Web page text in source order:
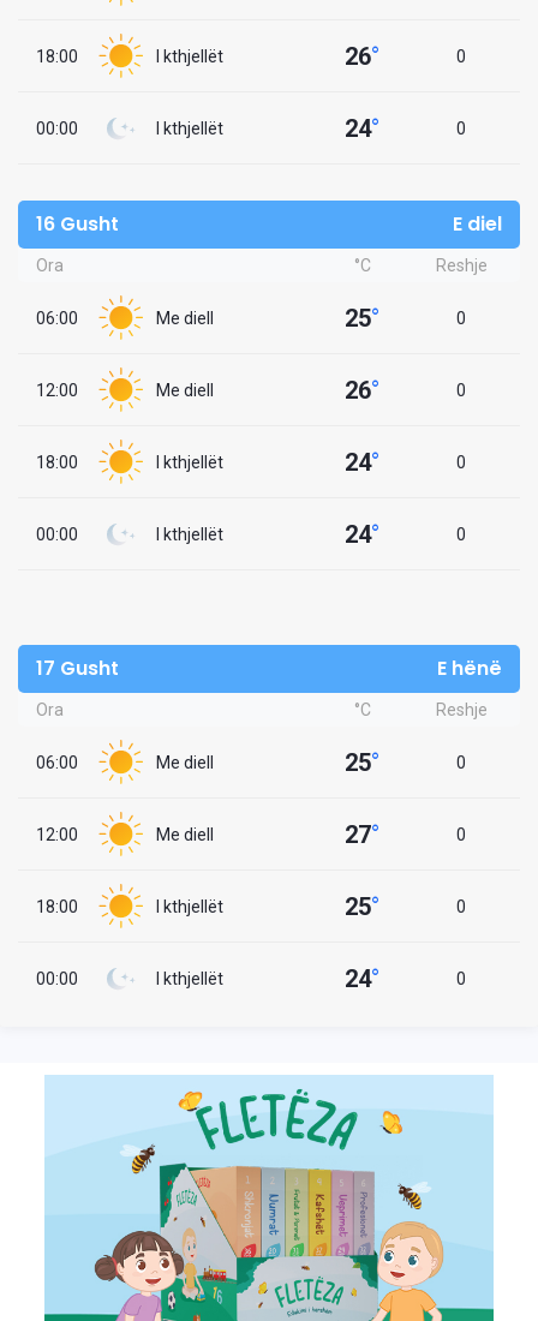
18:00 I kthjellët 26° 0
00:00 I kthjellët 24° 0
16 Gusht E diel
Ora °C Reshje
06:00 Me diell 25° 0
12:00 Me diell 26° 0
18:00 I kthjellët 24° 0
00:00 I kthjellët 24° 0
17 Gusht E hënë
Ora °C Reshje
06:00 Me diell 25° 0
12:00 Me diell 27° 0
18:00 I kthjellët 25° 0
00:00 I kthjellët 24° 0